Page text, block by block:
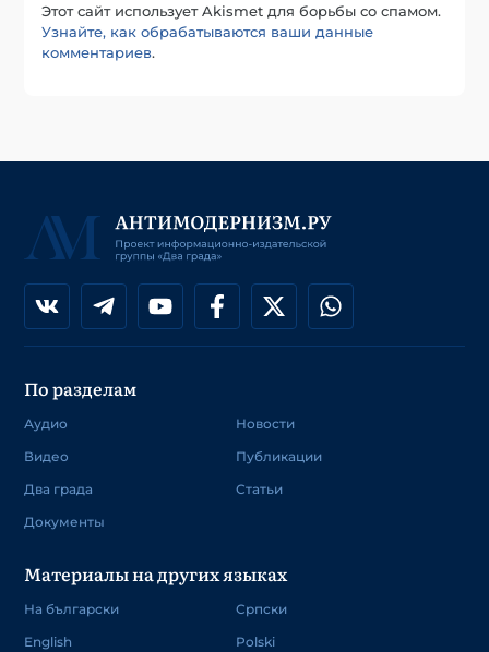
Этот сайт использует Akismet для борьбы со спамом.
Узнайте, как обрабатываются ваши данные
комментариев.
По разделам
Аудио
Видео
Два града
Документы
Новости
Публикации
Статьи
Материалы на других языках
На български
English
Српски
Polski